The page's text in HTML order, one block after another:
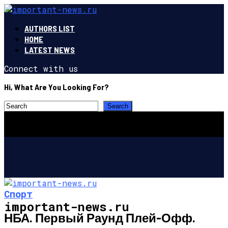
AUTHORS LIST
HOME
LATEST NEWS
Connect with us
Hi, What Are You Looking For?
important-news.ru
Спорт
НБА. Первый Раунд Плей-Офф.